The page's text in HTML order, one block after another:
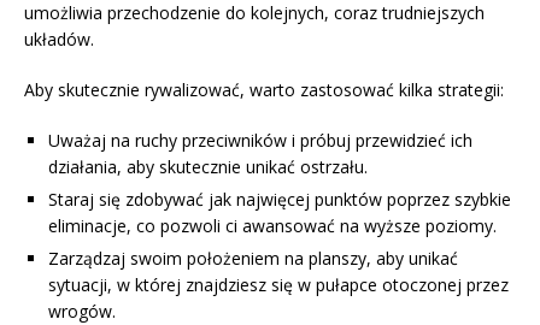
umożliwia przechodzenie do kolejnych, coraz trudniejszych
układów.
Aby skutecznie rywalizować, warto zastosować kilka strategii:
Uważaj na ruchy przeciwników i próbuj przewidzieć ich
działania, aby skutecznie unikać ostrzału.
Staraj się zdobywać jak najwięcej punktów poprzez szybkie
eliminacje, co pozwoli ci awansować na wyższe poziomy.
Zarządzaj swoim położeniem na planszy, aby unikać
sytuacji, w której znajdziesz się w pułapce otoczonej przez
wrogów.